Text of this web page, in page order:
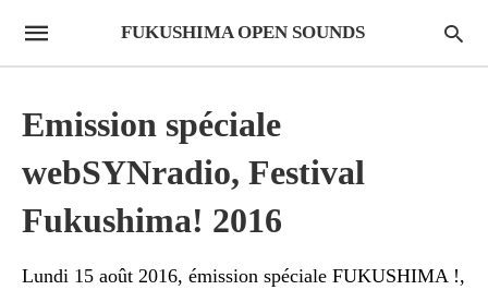
FUKUSHIMA OPEN SOUNDS
Emission spéciale
webSYNradio, Festival
Fukushima! 2016
Lundi 15 août 2016, émission spéciale FUKUSHIMA !,